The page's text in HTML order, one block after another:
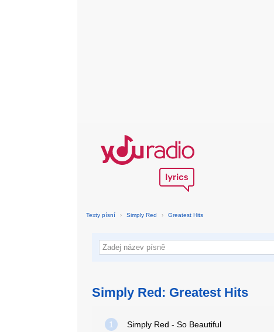
Texty písní › Simply Red › Greatest Hits
Simply Red: Greatest Hits
1 Simply Red - So Beautiful